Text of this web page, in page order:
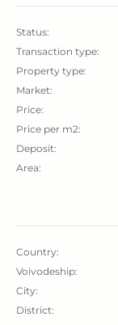
Apartament
dzięki
konieczności
Osiedle
– prywatność,
morza.
–
Status:
Transaction type:
Property type:
Market:
Price:
Price per m2:
Deposit:
Area:
Country:
Voivodeship:
City:
District: